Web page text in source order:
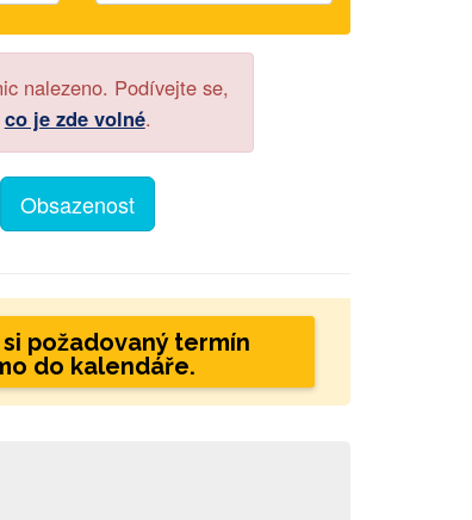
nalezeno. Podívejte se,
co je zde volné.
Obsazenost
požadovaný termín
do kalendáře.